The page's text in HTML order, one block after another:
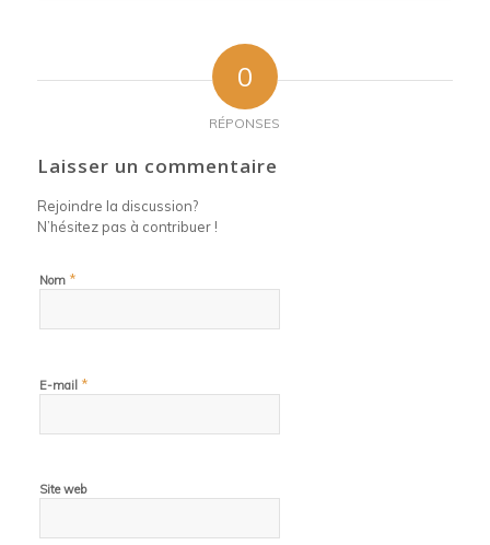
0
RÉPONSES
Laisser un commentaire
Rejoindre la discussion?
N’hésitez pas à contribuer !
Nom *
E-mail *
Site web